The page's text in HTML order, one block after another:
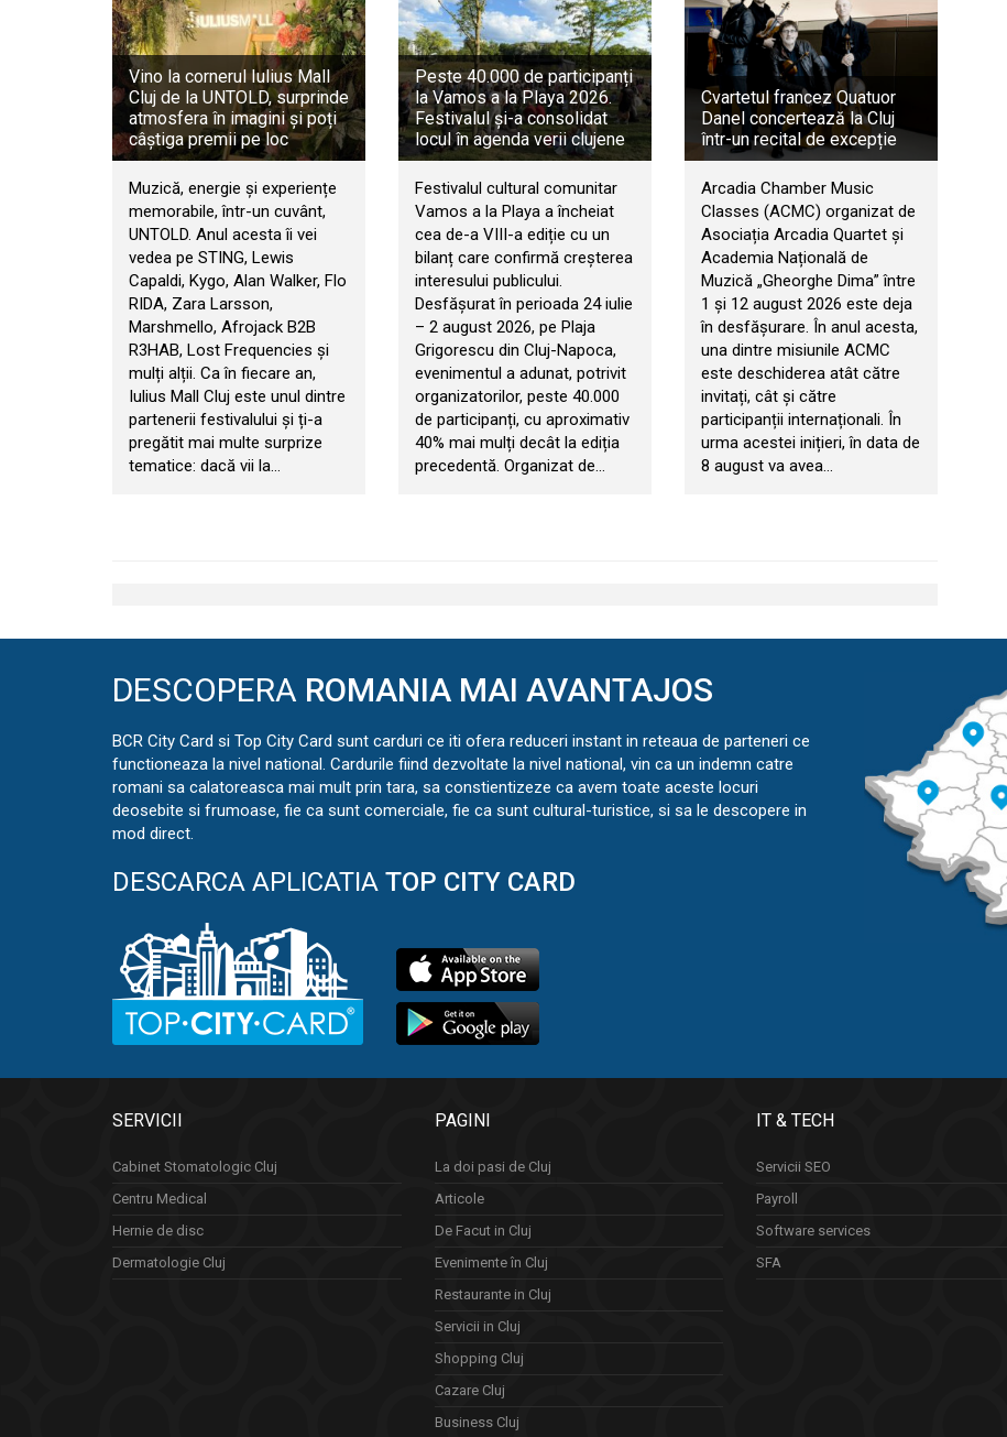
Vino la cornerul Iulius Mall
Cluj de la UNTOLD, surprinde
atmosfera în imagini și poți
câștiga premii pe loc
Muzică, energie și experiențe
memorabile, într-un cuvânt,
UNTOLD. Anul acesta îi vei
vedea pe STING, Lewis
Capaldi, Kygo, Alan Walker, Flo
RIDA, Zara Larsson,
Marshmello, Afrojack B2B
R3HAB, Lost Frequencies și
mulți alții. Ca în fiecare an,
Iulius Mall Cluj este unul dintre
partenerii festivalului și ți-a
pregătit mai multe surprize
tematice: dacă vii la…
Peste 40.000 de participanți
la Vamos a la Playa 2026.
Festivalul și-a consolidat
locul în agenda verii clujene
Festivalul cultural comunitar
Vamos a la Playa a încheiat
cea de-a VIII-a ediție cu un
bilanț care confirmă creșterea
interesului publicului.
Desfășurat în perioada 24 iulie
– 2 august 2026, pe Plaja
Grigorescu din Cluj-Napoca,
evenimentul a adunat, potrivit
organizatorilor, peste 40.000
de participanți, cu aproximativ
40% mai mulți decât la ediția
precedentă. Organizat de…
Cvartetul francez Quatuor
Danel concertează la Cluj
într-un recital de excepție
Arcadia Chamber Music
Classes (ACMC) organizat de
Asociația Arcadia Quartet și
Academia Națională de
Muzică „Gheorghe Dima” între
1 și 12 august 2026 este deja
în desfășurare. În anul acesta,
una dintre misiunile ACMC
este deschiderea atât către
invitați, cât și către
participanții internaționali. În
urma acestei inițieri, în data de
8 august va avea…
DESCOPERA ROMANIA MAI AVANTAJOS
BCR City Card si Top City Card sunt carduri ce iti ofera reduceri instant in reteaua de parteneri ce
functioneaza la nivel national. Cardurile fiind dezvoltate la nivel national, vin ca un indemn catre
romani sa calatoreasca mai mult prin tara, sa constientizeze ca avem toate aceste locuri
deosebite si frumoase, fie ca sunt comerciale, fie ca sunt cultural-turistice, si sa le descopere in
mod direct.
DESCARCA APLICATIA TOP CITY CARD
SERVICII
Cabinet Stomatologic Cluj
Centru Medical
Hernie de disc
Dermatologie Cluj
PAGINI
La doi pasi de Cluj
Articole
De Facut in Cluj
Evenimente în Cluj
Restaurante in Cluj
Servicii in Cluj
Shopping Cluj
Cazare Cluj
Business Cluj
IT & TECH
Servicii SEO
Payroll
Software services
SFA